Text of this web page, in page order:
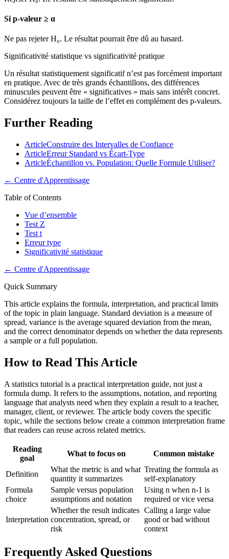
Si p-valeur ≥ α
Ne pas rejeter H₀. Le résultat pourrait être dû au hasard.
Significativité statistique vs significativité pratique
Un résultat statistiquement significatif n’est pas forcément important
en pratique. Avec de très grands échantillons, des différences
minuscules peuvent être « significatives » mais sans intérêt concret.
Considérez toujours la taille de l’effet en complément des p-valeurs.
Further Reading
ArticleConstruire des Intervalles de Confiance
ArticleErreur Standard vs Écart-Type
ArticleÉchantillon vs. Population: Quelle Formule Utiliser?
← Centre d'Apprentissage
Table of Contents
Vue d’ensemble
Test Z
Test t
Erreur type
Significativité statistique
← Centre d'Apprentissage
Quick Summary
This article explains the formula, interpretation, and practical limits
of the topic in plain language. Standard deviation is a measure of
spread, variance is the average squared deviation from the mean,
and the correct denominator depends on whether the data represents
a sample or a full population.
How to Read This Article
A statistics tutorial is a practical interpretation guide, not just a
formula dump. It refers to the assumptions, notation, and reporting
language that analysts need when they explain a result to a teacher,
manager, client, or reviewer. The article body covers the specific
topic, while the sections below create a common interpretation frame
that readers can reuse across related metrics.
Reading
goal
What to focus on Common mistake
Definition
What the metric is and what
quantity it summarizes
Treating the formula as
self-explanatory
Formula
choice
Sample versus population
assumptions and notation
Using n when n-1 is
required or vice versa
Interpretation
Whether the result indicates
concentration, spread, or
risk
Calling a large value
good or bad without
context
Frequently Asked Questions